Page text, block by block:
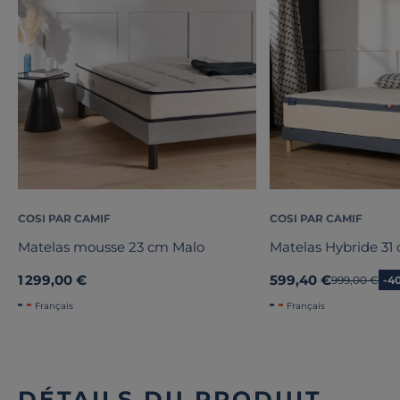
COSI PAR CAMIF
Matelas mousse 23 cm Malo
1 299,00 €
Français
COSI PAR CAMIF
Matelas Hybride 31
599,40 €Ancien prix
999,00 € -
Français